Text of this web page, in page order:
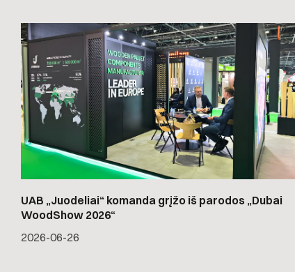
UAB „Juodeliai“ komanda grįžo iš parodos „Dubai
WoodShow 2026“
2026-06-26